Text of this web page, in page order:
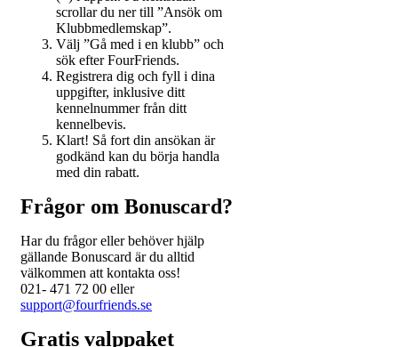
scrollar du ner till ”Ansök om
Klubbmedlemskap”.
Välj ”Gå med i en klubb” och
sök efter FourFriends.
Registrera dig och fyll i dina
uppgifter, inklusive ditt
kennelnummer från ditt
kennelbevis.
Klart! Så fort din ansökan är
godkänd kan du börja handla
med din rabatt.
Frågor om Bonuscard?
Har du frågor eller behöver hjälp
gällande Bonuscard är du alltid
välkommen att kontakta oss!
021- 471 72 00 eller
support@fourfriends.se
Gratis valppaket